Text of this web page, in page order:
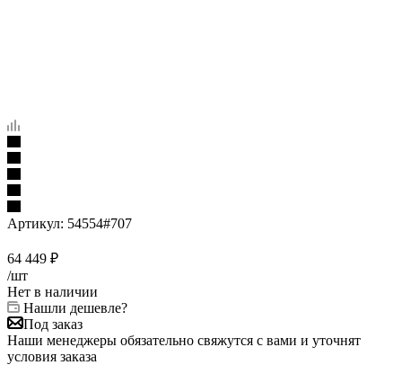
Артикул: 54554#707
64 449 ₽
/шт
Нет в наличии
Нашли дешевле?
Под заказ
Наши менеджеры обязательно свяжутся с вами и уточнят
условия заказа